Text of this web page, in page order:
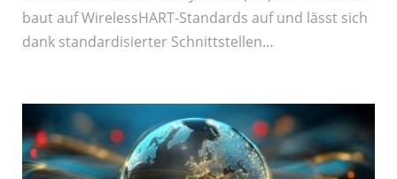
baut auf WirelessHART-Standards auf und lässt sich
dank standardisierter Schnittstellen…